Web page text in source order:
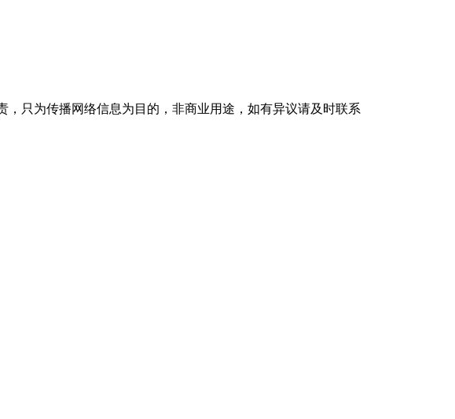
只为传播网络信息为目的，非商业用途，如有异议请及时联系